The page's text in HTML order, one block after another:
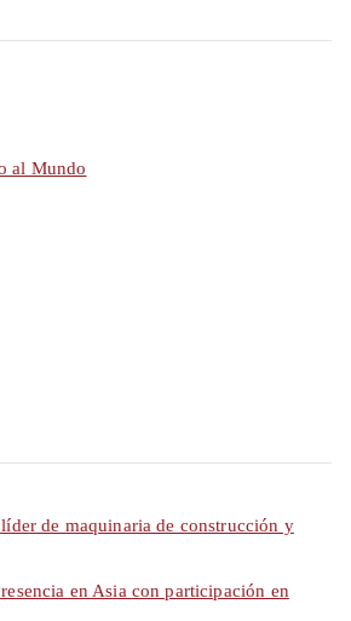
al Mundo
de maquinaria de construcción y
en Asia con participación en